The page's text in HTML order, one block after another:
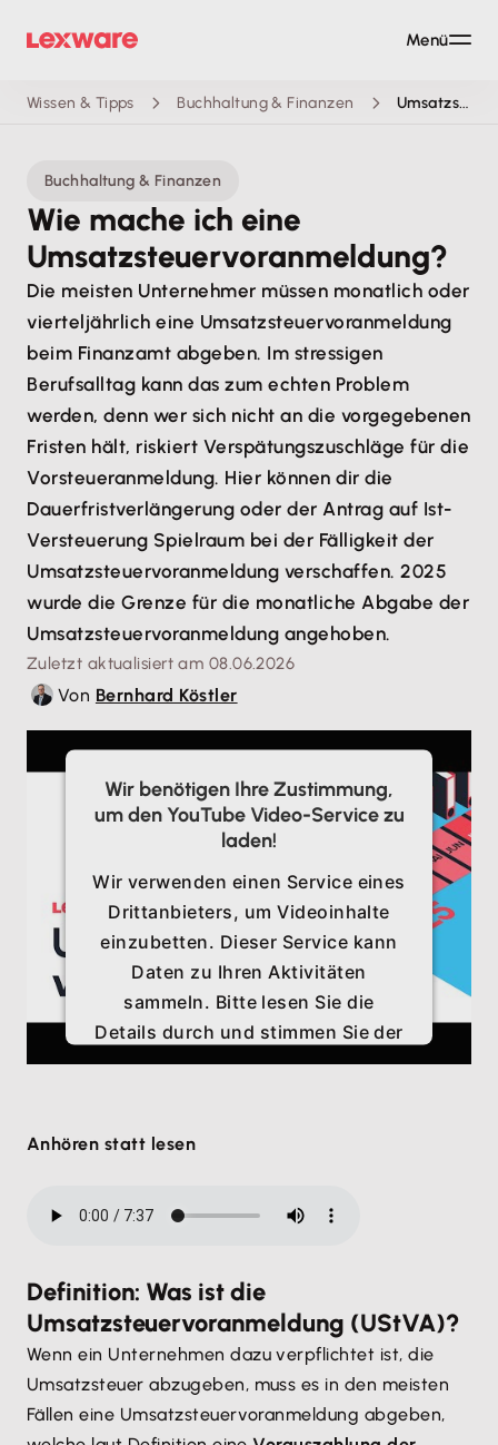
Wissen & Tipps Buchhaltung & Finanzen Umsatzsteuervoranmeldung
Buchhaltung & Finanzen
Wie mache ich eine
Umsatzsteuervoranmeldung?
Die meisten Unternehmer müssen monatlich oder
vierteljährlich eine Umsatzsteuervoranmeldung
beim Finanzamt abgeben. Im stressigen
Berufsalltag kann das zum echten Problem
werden, denn wer sich nicht an die vorgegebenen
Fristen hält, riskiert Verspätungszuschläge für die
Vorsteueranmeldung. Hier können dir die
Dauerfristverlängerung oder der Antrag auf Ist-
Versteuerung Spielraum bei der Fälligkeit der
Umsatzsteuervoranmeldung verschaffen. 2025
wurde die Grenze für die monatliche Abgabe der
Umsatzsteuervoranmeldung angehoben.
Zuletzt aktualisiert am 08.06.2026
Von Bernhard Köstler
Wir benötigen Ihre Zustimmung,
um den YouTube Video-Service zu
laden!
Wir verwenden einen Service eines
Drittanbieters, um Videoinhalte
einzubetten. Dieser Service kann
Daten zu Ihren Aktivitäten
sammeln. Bitte lesen Sie die
Details durch und stimmen Sie der
Nutzung des Service zu, um
Akzeptieren
Anhören statt lesen
Definition: Was ist die
Umsatzsteuervoranmeldung (UStVA)?
Wenn ein Unternehmen dazu verpflichtet ist, die
Umsatzsteuer abzugeben, muss es in den meisten
Fällen eine Umsatzsteuervoranmeldung abgeben,
Menü